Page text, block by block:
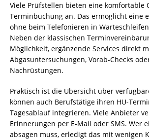
Viele Prüfstellen bieten eine komfortable
Terminbuchung an. Das ermöglicht eine
ohne beim Telefonieren in
Neben der klassischen
Möglichkeit, ergänzende Services direkt
Abgasuntersuchungen, Vorab-Checks
Nachrüstungen.
Praktisch ist die Übersicht über
können auch Berufstätige ihren HU-
Tagesablauf integrieren. Viele Anbieter
Erinnerungen per E-Mail oder SMS. Wer
absagen muss, erledigt das mit wenigen